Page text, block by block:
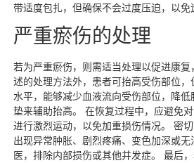
带适度包扎，但确保不会过度压迫，以免
严重瘀伤的处理
若为严重瘀伤，则需适当处理以促进康
述的处理方法外，患者可抬高受伤部位
水平，能够减少血液流向受伤部位，降
垫来辅助抬高。 在恢复过程中，应避免
进行激烈运动，以免加重损伤情况。 密
出现异常肿胀、剧烈疼痛、变色加深或
医，排除内部损伤或其他并发症。 最后